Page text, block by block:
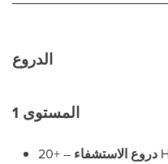
الدروع
المستوى 1
دروع الاستشفاء